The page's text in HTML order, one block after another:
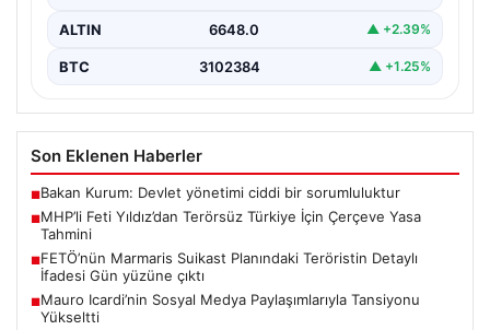
ALTIN 6648.0 ▲ +2.39%
BTC 3102384 ▲ +1.25%
Son Eklenen Haberler
■Bakan Kurum: Devlet yönetimi ciddi bir sorumluluktur
■MHP’li Feti Yıldız’dan Terörsüz Türkiye İçin Çerçeve Yasa
Tahmini
■FETÖ’nün Marmaris Suikast Planındaki Teröristin Detaylı
İfadesi Gün yüzüne çıktı
■Mauro Icardi’nin Sosyal Medya Paylaşımlarıyla Tansiyonu
Yükseltti